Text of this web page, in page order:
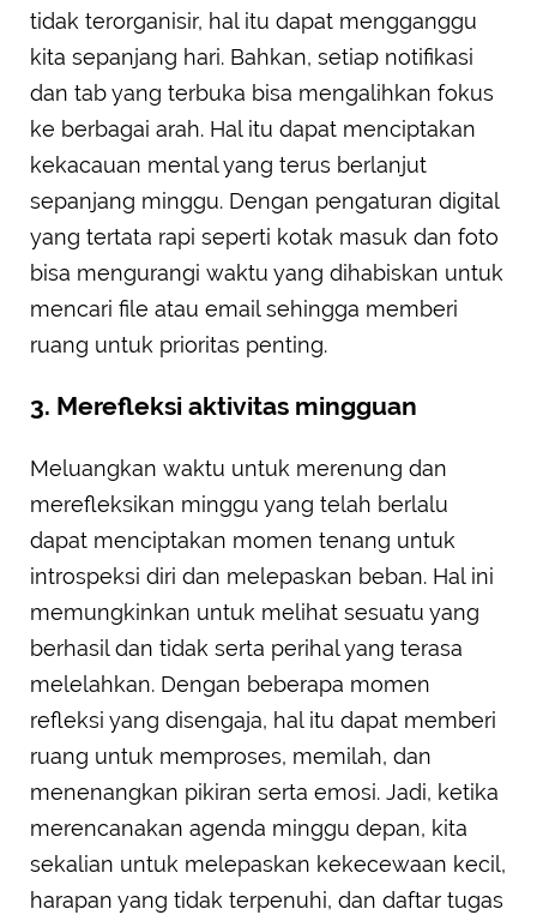
tidak terorganisir, hal itu dapat mengganggu
kita sepanjang hari. Bahkan, setiap notifikasi
dan tab yang terbuka bisa mengalihkan fokus
ke berbagai arah. Hal itu dapat menciptakan
kekacauan mental yang terus berlanjut
sepanjang minggu. Dengan pengaturan digital
yang tertata rapi seperti kotak masuk dan foto
bisa mengurangi waktu yang dihabiskan untuk
mencari file atau email sehingga memberi
ruang untuk prioritas penting.
3. Merefleksi aktivitas mingguan
Meluangkan waktu untuk merenung dan
merefleksikan minggu yang telah berlalu
dapat menciptakan momen tenang untuk
introspeksi diri dan melepaskan beban. Hal ini
memungkinkan untuk melihat sesuatu yang
berhasil dan tidak serta perihal yang terasa
melelahkan. Dengan beberapa momen
refleksi yang disengaja, hal itu dapat memberi
ruang untuk memproses, memilah, dan
menenangkan pikiran serta emosi. Jadi, ketika
merencanakan agenda minggu depan, kita
sekalian untuk melepaskan kekecewaan kecil,
harapan yang tidak terpenuhi, dan daftar tugas